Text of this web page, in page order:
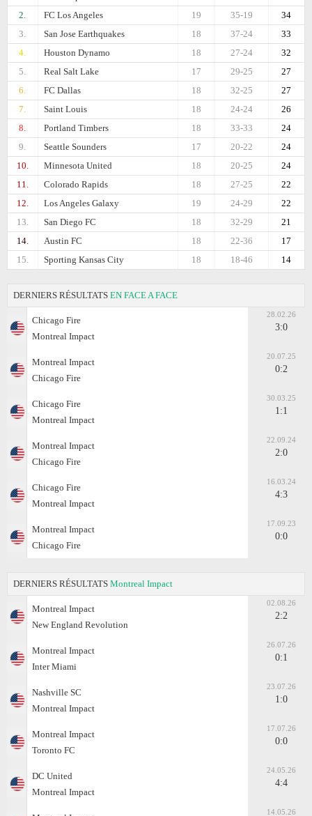
2.
FC Los Angeles 34
35-19
19
3.
San Jose Earthquakes 33
37-24
18
4.
Houston Dynamo 32
27-24
18
5.
Real Salt Lake 27
29-25
17
6.
FC Dallas 27
32-25
18
7.
Saint Louis 26
24-24
18
8.
Portland Timbers 24
33-33
18
9.
Seattle Sounders 24
20-22
17
10.
Minnesota United 24
20-25
18
11.
Colorado Rapids 22
27-25
18
12.
Los Angeles Galaxy 22
24-29
19
13.
San Diego FC 21
32-29
18
14.
Austin FC 17
22-36
18
15.
Sporting Kansas City 14
18-46
18
DERNIERS RÉSULTATS EN FACE A FACE
Chicago Fire
Montreal Impact
28.02.26
3:0
Montreal Impact
Chicago Fire
20.07.25
0:2
Chicago Fire
Montreal Impact
30.03.25
1:1
Montreal Impact
Chicago Fire
22.09.24
2:0
Chicago Fire
Montreal Impact
16.03.24
4:3
Montreal Impact
Chicago Fire
17.09.23
0:0
DERNIERS RÉSULTATS Montreal Impact
Montreal Impact
New England Revolution
02.08.26
2:2
Montreal Impact
Inter Miami
26.07.26
0:1
Nashville SC
Montreal Impact
23.07.26
1:0
Montreal Impact
Toronto FC
17.07.26
0:0
DC United
Montreal Impact
24.05.26
4:4
14.05.26